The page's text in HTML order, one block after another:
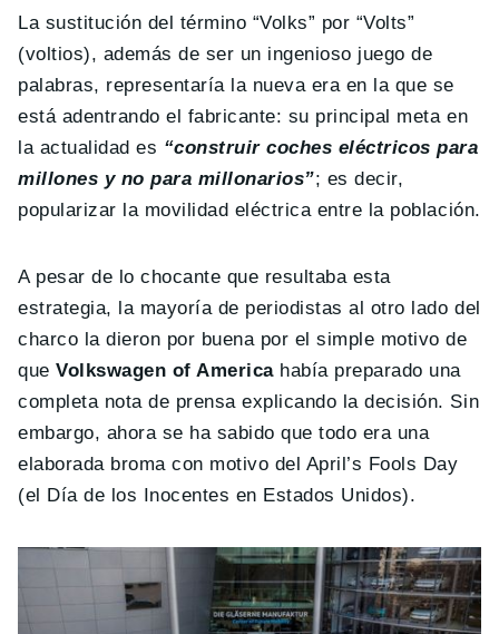
La sustitución del término “Volks” por “Volts”
(voltios), además de ser un ingenioso juego de
palabras, representaría la nueva era en la que se
está adentrando el fabricante: su principal meta en
la actualidad es “construir coches eléctricos para
millones y no para millonarios”; es decir,
popularizar la movilidad eléctrica entre la población.
A pesar de lo chocante que resultaba esta
estrategia, la mayoría de periodistas al otro lado del
charco la dieron por buena por el simple motivo de
queVolkswagen of Americahabía preparado una
completa nota de prensa explicando la decisión. Sin
embargo, ahora se ha sabido que todo era una
elaborada broma con motivo del April’s Fools Day
(el Día de los Inocentes en Estados Unidos).